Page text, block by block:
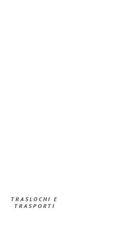
TRASLOCHI E
TRASPORTI​